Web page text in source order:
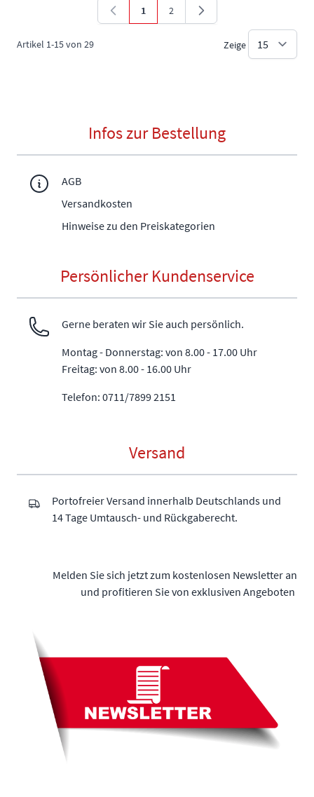
Artikel 1-15von 29
Sie lesen gerade die Seite
1 Seite
2
Zeige
Infos zur Bestellung
AGB
Versandkosten
Hinweise zu den Preiskategorien
Persönlicher Kundenservice
Gerne beraten wir Sie auch persönlich.
Montag - Donnerstag: von 8.00 - 17.00 Uhr
Freitag: von 8.00 - 16.00 Uhr
Telefon: 0711/7899 2151
Versand
Portofreier Versand innerhalb Deutschlands und
14 Tage Umtausch- und Rückgaberecht.
Melden Sie sich jetzt zum kostenlosen Newsletter an
und profitieren Sie von exklusiven Angeboten